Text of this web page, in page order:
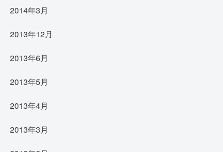
2014年3月
2013年12月
2013年6月
2013年5月
2013年4月
2013年3月